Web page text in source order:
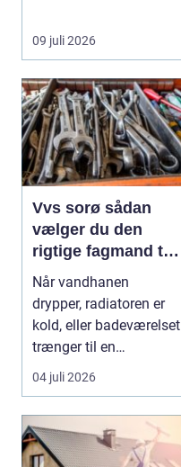
09 juli 2026
Vvs sorø sådan
vælger du den
rigtige fagmand til
vand, varme og
energi
Når vandhanen
drypper, radiatoren er
kold, eller badeværelset
trænger til en
gennemgribende
renoveri...
04 juli 2026